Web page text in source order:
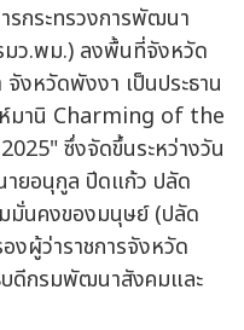
รกระทรวงการพัฒนา
ว.พม.) ลงพื้นที่จังหวัด
งหวัดพังงา เป็นประธาน
ห์มานิ Charming of the
ซึ่งจัดขึ้นระหว่างวัน
ยอนุกูล ปีดแก้ว ปลัด
มั่นคงของมนุษย์ (ปลัด
ผู้ว่าราชการจังหวัด
ดีกรมพัฒนาสังคมและ